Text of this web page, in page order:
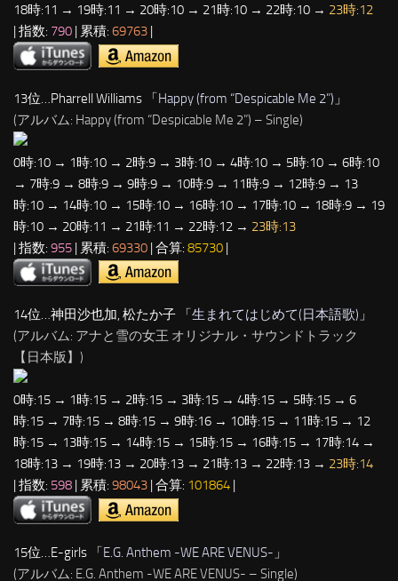
18時:11 → 19時:11 → 20時:10 → 21時:10 → 22時:10 → 23時:12
| 指数: 790 | 累積: 69763 |
13位…Pharrell Williams 「Happy (from “Despicable Me 2”) 」
(アルバム: Happy (from “Despicable Me 2”) – Single)
0時:10 → 1時:10 → 2時:9 → 3時:10 → 4時:10 → 5時:10 → 6時:10
→ 7時:9 → 8時:9 → 9時:9 → 10時:9 → 11時:9 → 12時:9 → 13
時:10 → 14時:10 → 15時:10 → 16時:10 → 17時:10 → 18時:9 → 19
時:10 → 20時:11 → 21時:11 → 22時:12 → 23時:13
| 指数: 955 | 累積: 69330 | 合算: 85730 |
14位…神田沙也加, 松たか子 「 生まれてはじめて(日本語歌) 」
(アルバム: アナと雪の女王 オリジナル・サウンドトラック
【日本版】)
0時:15 → 1時:15 → 2時:15 → 3時:15 → 4時:15 → 5時:15 → 6
時:15 → 7時:15 → 8時:15 → 9時:16 → 10時:15 → 11時:15 → 12
時:15 → 13時:15 → 14時:15 → 15時:15 → 16時:15 → 17時:14 →
18時:13 → 19時:13 → 20時:13 → 21時:13 → 22時:13 → 23時:14
| 指数: 598 | 累積: 98043 | 合算: 101864
15位…E-girls 「E.G. Anthem -WE ARE VENUS- 」
(アルバム: E.G. Anthem -WE ARE VENUS- – Single)